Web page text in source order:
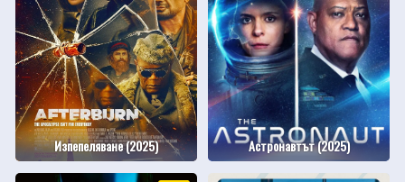
Изпепеляване (2025) Астронавтът (2025)